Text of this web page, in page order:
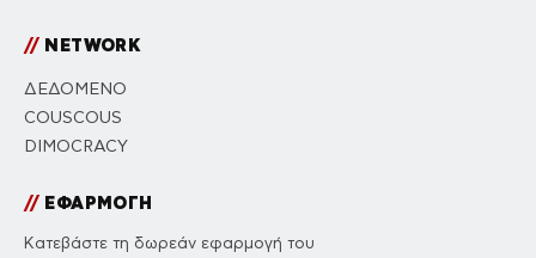
//NETWORK
ΔΕΔΟΜΕΝΟ
COUSCOUS
DIMOCRACY
//ΕΦΑΡΜΟΓΗ
Κατεβάστε τη δωρεάν εφαρμογή του